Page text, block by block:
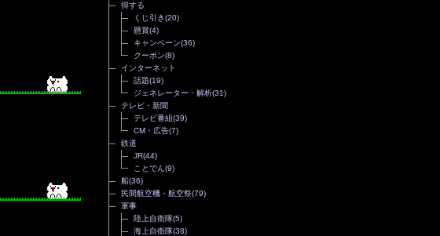
得する
くじ引き(20)
懸賞(4)
キャンペーン(36)
クーポン(8)
インターネット
話題(19)
ジェネレーター・解析(31)
テレビ・新聞
テレビ番組(39)
CM・広告(7)
鉄道
JR(44)
ことでん(9)
船(36)
民間航空機・航空祭(79)
軍事
陸上自衛隊(5)
海上自衛隊(38)